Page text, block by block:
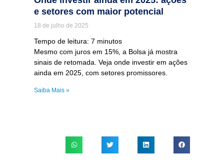
e setores com maior potencial
18 de julho de 2025
Tempo de leitura: 7 minutos
Mesmo com juros em 15%, a Bolsa já mostra
sinais de retomada. Veja onde investir em ações
ainda em 2025, com setores promissores.
Saiba Mais »